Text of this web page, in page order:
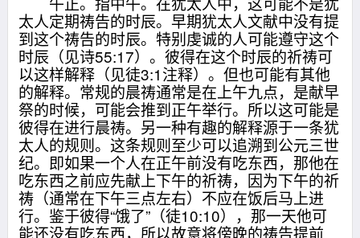
太人定期祷告的时辰。早期犹太人文献中没有提
到这个祷告的时辰。特别虔诚的人可能遵守这个
时辰（见诗55:17）。彼得在这个时辰的祈祷可
以这样解释（见徒3:1注释）。但也可能有其他
的解释。常规的晨祷通常是在上午九点，是献早
祭的时候，可能会推到正午举行。所以这可能是
彼得在进行晨祷。另一种有趣的解释源于一条犹
太人的规则。这条规则至少可以追溯到公元三世
纪。即如果一个人在正午前没有吃东西，那他在
吃东西之前应先献上下午的祈祷，因为下午的祈
祷（通常在下午三点左右）不应在饭后马上进
行。鉴于彼得“饿了”（徒10:10），那一天他可
能还没有吃东西，所以故意将傍晚的祷告提前